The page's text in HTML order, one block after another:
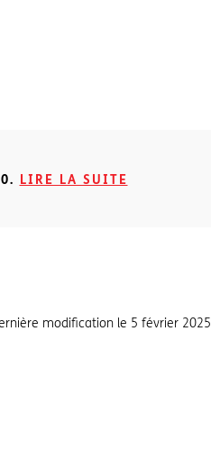
LIRE LA SUITE
modification le 5 février 2025